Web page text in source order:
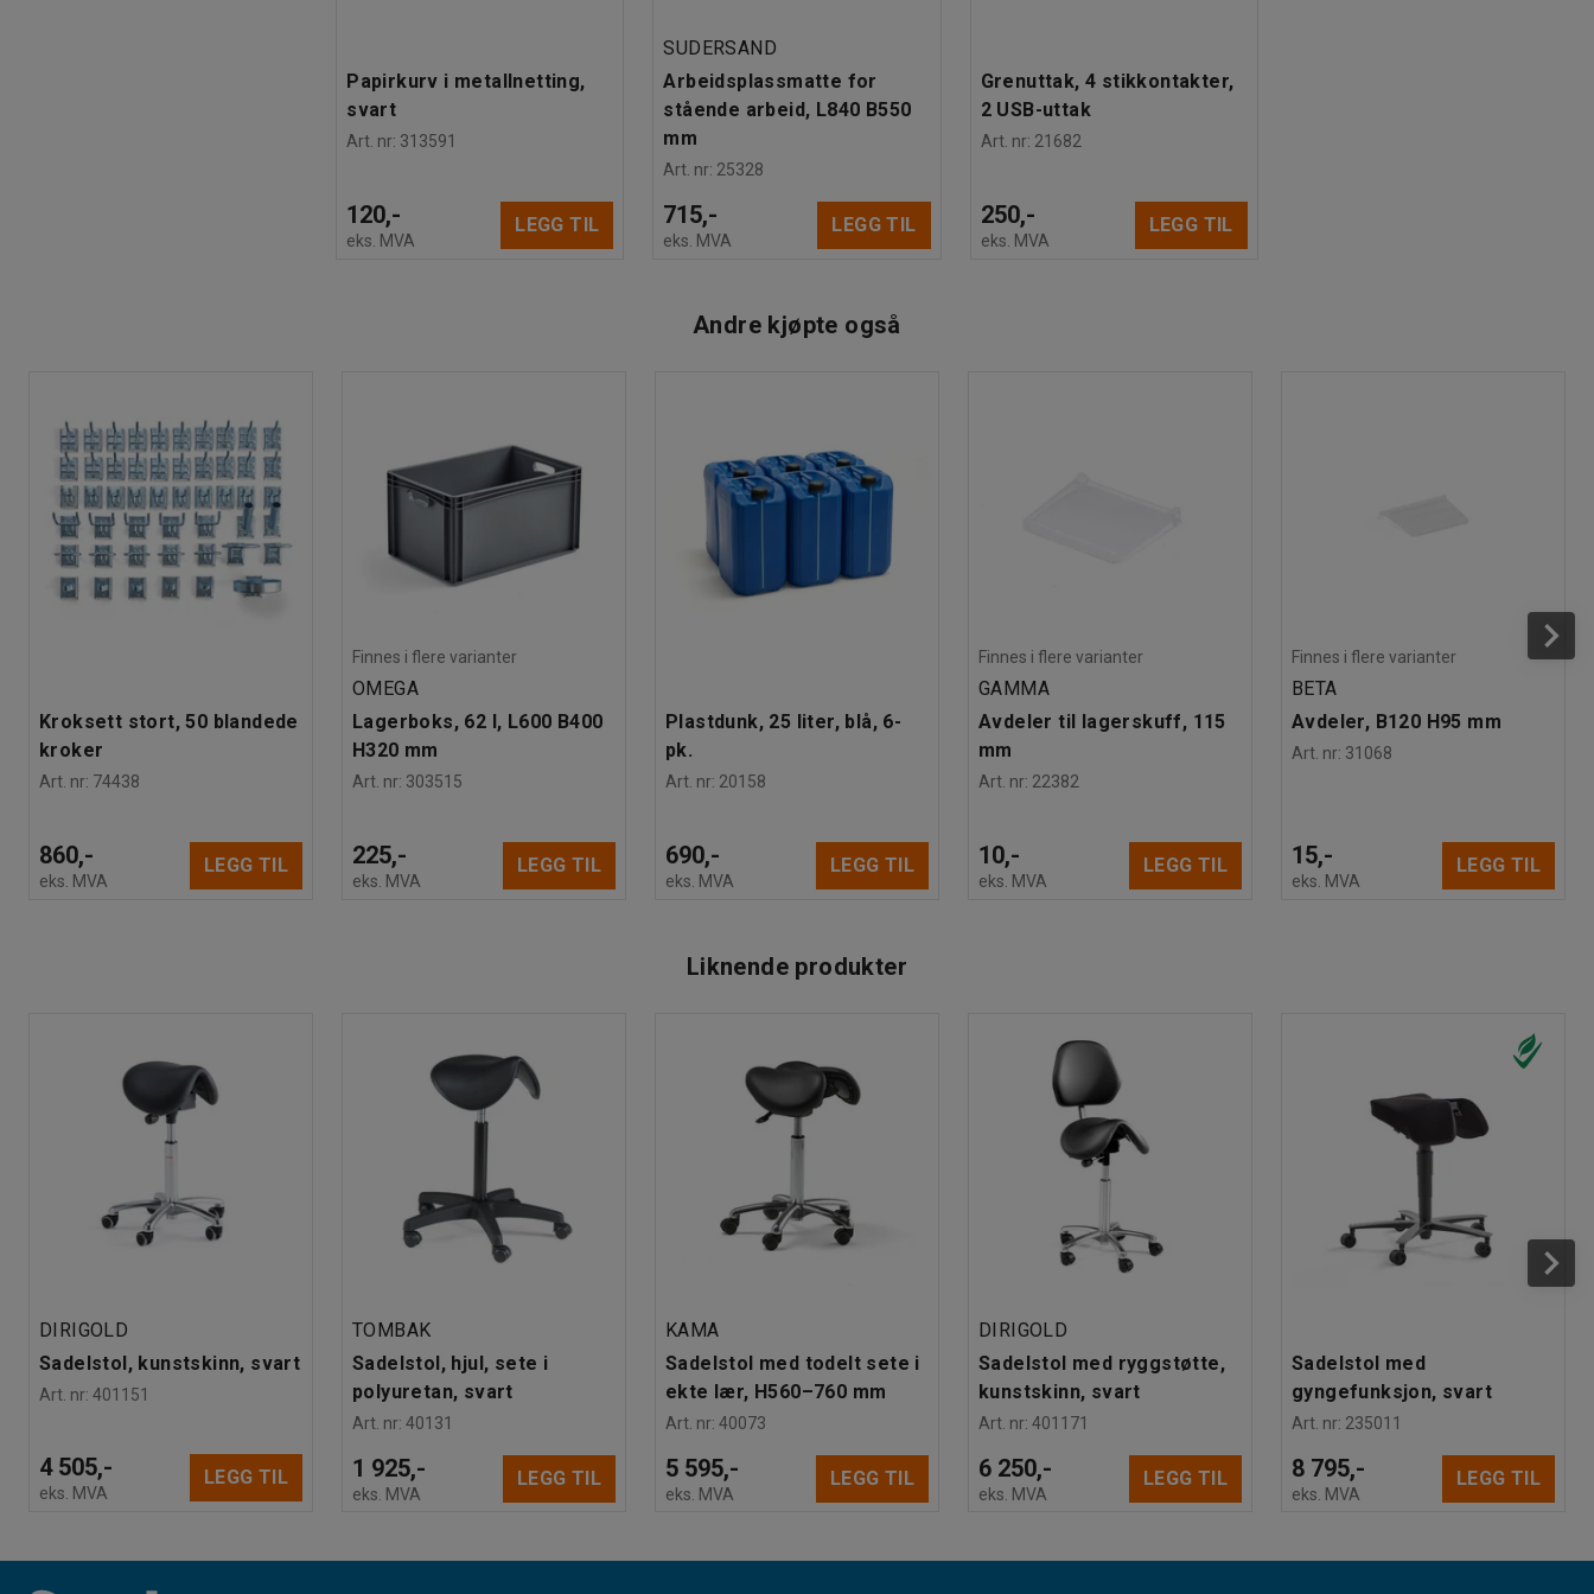
Papirkurv i metallnetting,
svart
Art. nr: 313591
120,-
eks. MVA
LEGG TIL
SUDERSAND
Arbeidsplassmatte for
stående arbeid, L840 B550
mm
Art. nr: 25328
715,-
eks. MVA
LEGG TIL
Grenuttak, 4 stikkontakter,
2 USB-uttak
Art. nr: 21682
250,-
eks. MVA
LEGG TIL
Andre kjøpte også
Kroksett stort, 50 blandede
kroker
Art. nr: 74438
860,-
eks. MVA
LEGG TIL
Finnes i flere varianter
OMEGA
Lagerboks, 62 l, L600 B400
H320 mm
Art. nr: 303515
225,-
eks. MVA
LEGG TIL
Plastdunk, 25 liter, blå, 6-
pk.
Art. nr: 20158
690,-
eks. MVA
LEGG TIL
Finnes i flere varianter
GAMMA
Avdeler til lagerskuff, 115
mm
Art. nr: 22382
10,-
eks. MVA
LEGG TIL
Finnes i flere varianter
BETA
Avdeler, B120 H95 mm
Art. nr: 31068
15,-
eks. MVA
LEGG TIL
Liknende produkter
DIRIGOLD
Sadelstol, kunstskinn, svart
Art. nr: 401151
4 505,-
eks. MVA
LEGG TIL
TOMBAK
Sadelstol, hjul, sete i
polyuretan, svart
Art. nr: 40131
1 925,-
eks. MVA
LEGG TIL
KAMA
Sadelstol med todelt sete i
ekte lær, H560–760 mm
Art. nr: 40073
5 595,-
eks. MVA
LEGG TIL
DIRIGOLD
Sadelstol med ryggstøtte,
kunstskinn, svart
Art. nr: 401171
6 250,-
eks. MVA
LEGG TIL
Sadelstol med
gyngefunksjon, svart
Art. nr: 235011
8 795,-
eks. MVA
LEGG TIL